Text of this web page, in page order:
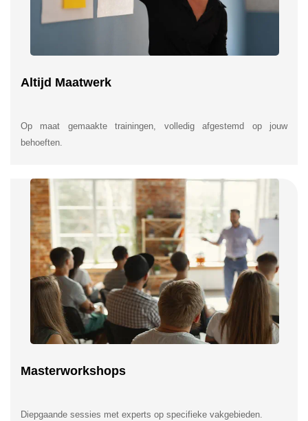
Altijd Maatwerk
Op maat gemaakte trainingen, volledig afgestemd op jouw
behoeften.
Masterworkshops
Diepgaande sessies met experts op specifieke vakgebieden.